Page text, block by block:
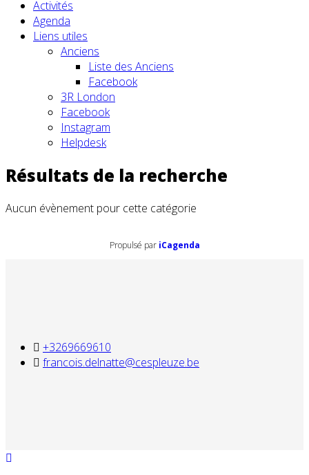
Activités
Agenda
Liens utiles
Anciens
Liste des Anciens
Facebook
3R London
Facebook
Instagram
Helpdesk
Résultats de la recherche
Aucun évènement pour cette catégorie
Propulsé par iCagenda
+3269669610
francois.delnatte@cespleuze.be